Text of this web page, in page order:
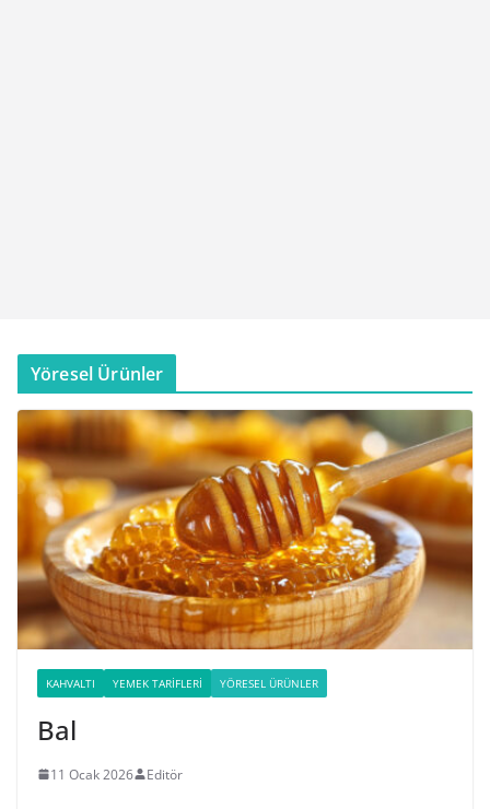
Yöresel Ürünler
KAHVALTI YEMEK TARIFLERI YÖRESEL ÜRÜNLER
Bal
11 Ocak 2026 Editör